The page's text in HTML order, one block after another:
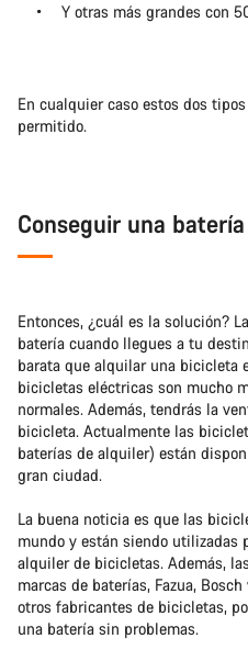
Y otras más grandes con
En cualquier caso estos dos
permitido.
Conseguir una
Entonces, ¿cuál es la solución?
batería cuando llegues a tu
barata que alquilar una bicicleta
bicicletas eléctricas son mucho
normales. Además, tendrás la
bicicleta. Actualmente las
baterías de alquiler) están
gran ciudad.
La buena noticia es que las
mundo y están siendo utilizadas
alquiler de bicicletas. Además,
marcas de baterías, Fazua,
otros fabricantes de bicicletas,
una batería sin problemas.